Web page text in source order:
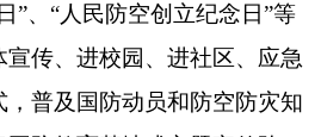
”、 “人民防空创立纪念日”等
传、进校园、进社区、应急
普及国防动员和防空防灾知